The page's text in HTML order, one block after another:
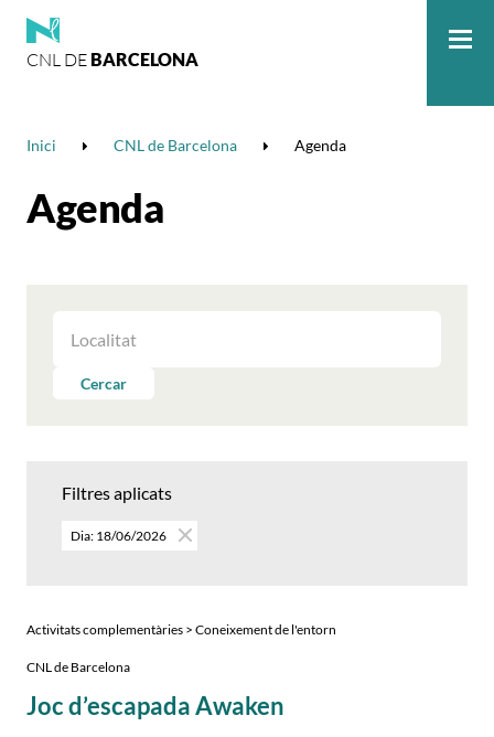
CNL DE BARCELONA
Inici CNL de Barcelona Agenda
Agenda
LES
PERCercar
Filtres aplicats
Dia: 18/06/2026
Activitats complementàries > Coneixement de l'entorn
CNL de Barcelona
Joc d’escapada Awaken